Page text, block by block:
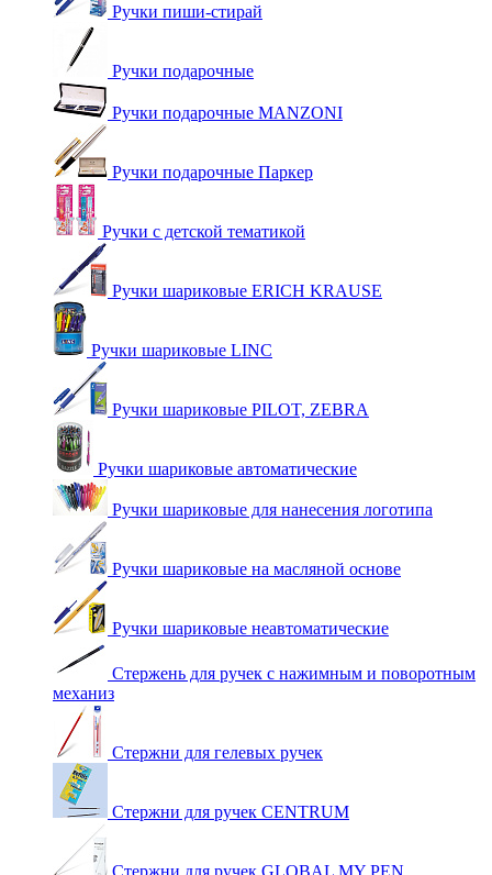
Ручки пиши-стирай
Ручки подарочные
Ручки подарочные MANZONI
Ручки подарочные Паркер
Ручки с детской тематикой
Ручки шариковые ERICH KRAUSE
Ручки шариковые LINC
Ручки шариковые PILOT, ZEBRA
Ручки шариковые автоматические
Ручки шариковые для нанесения логотипа
Ручки шариковые на масляной основе
Ручки шариковые неавтоматические
Стержень для ручек с нажимным и поворотным
механиз
Стержни для гелевых ручек
Стержни для ручек CENTRUM
Стержни для ручек GLOBAL MY PEN